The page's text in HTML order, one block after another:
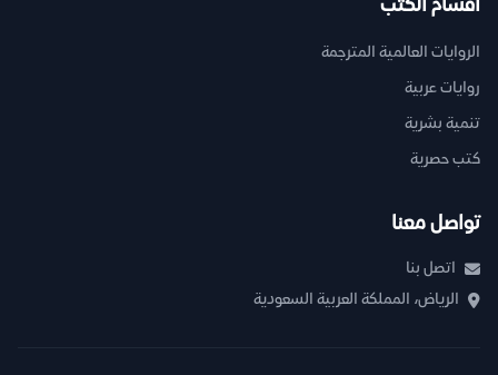
أقسام الكتب
الروايات العالمية المترجمة
روايات عربية
تنمية بشرية
كتب حصرية
تواصل معنا
اتصل بنا
الرياض، المملكة العربية السعودية